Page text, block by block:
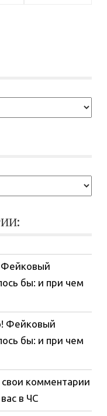
бы: и при чем
Фейковый
бы: и при чем
свои комментарии
в ЧС